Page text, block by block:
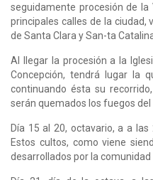
seguidamente procesión de la
principales calles de la ciudad,
de Santa Clara y San-ta
Al llegar la procesión a la
Concepción, tendrá lugar la
continuando ésta su
serán quemados los fuegos del
Día 15 al 20, octavario, a a
Estos cultos, como viene
desarrollados por la comunidad